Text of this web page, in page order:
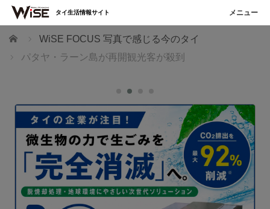
ホーム
WiSE FOCUS 写真で感じる今のタイ
パタヤ・ラーン島が再開観光客が殺到
タイ生活情報サイト